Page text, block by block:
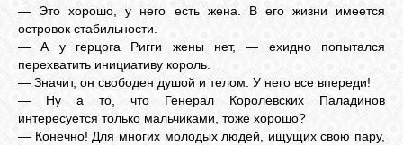
— Это хорошо, у него есть жена. В его жизни имеется
островок стабильности.
— А у герцога Ригги жены нет, — ехидно попытался
перехватить инициативу король.
— Значит, он свободен душой и телом. У него все впереди!
— Ну а то, что Генерал Королевских Паладинов
интересуется только мальчиками, тоже хорошо?
— Конечно! Для многих молодых людей, ищущих свою пару,